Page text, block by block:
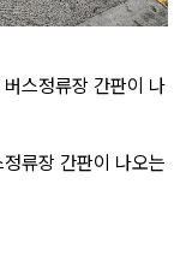
스정류장 간판이 나
류장 간판이 나오는